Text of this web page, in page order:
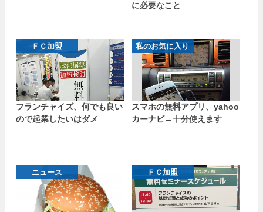
に必要なこと
ＦＣ加盟
フランチャイズ、何でも良い
ので起業したいはダメ
私のお気に入り
スマホの無料アプリ、yahoo
カーナビ→十分使えます
ニュース ＦＣ加盟